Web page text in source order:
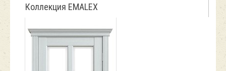
Коллекция EMALEX